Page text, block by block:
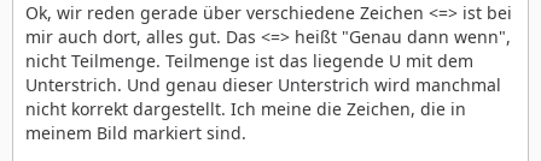
Ok, wir reden gerade über verschiedene Zeichen <=> ist bei
mir auch dort, alles gut. Das <=> heißt "Genau dann wenn",
nicht Teilmenge. Teilmenge ist das liegende U mit dem
Unterstrich. Und genau dieser Unterstrich wird manchmal
nicht korrekt dargestellt. Ich meine die Zeichen, die in
meinem Bild markiert sind.